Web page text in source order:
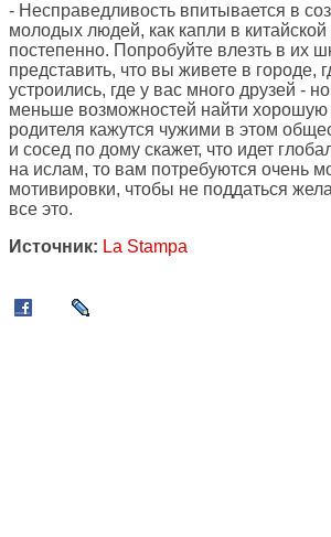
- Несправедливость впитывается в
молодых людей, как капли в китайской
постепенно. Попробуйте влезть в их
представить, что вы живете в городе,
устроились, где у вас много друзей -
меньше возможностей найти хорошую
родителя кажутся чужими в этом
и сосед по дому скажет, что идет
на ислам, то вам потребуются очень
мотивировки, чтобы не поддаться
все это.
Источник: La Stampa